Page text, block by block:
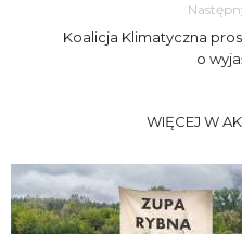
Koalicja Klimatyczna
o
WIĘCEJ W